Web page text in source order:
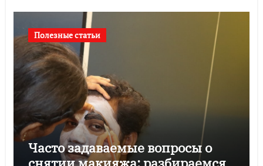
Полезные статьи
Часто задаваемые вопросы о